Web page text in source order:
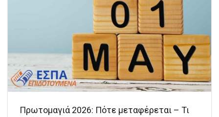
Πρωτομαγιά 2026: Πότε μεταφέρεται – Τι